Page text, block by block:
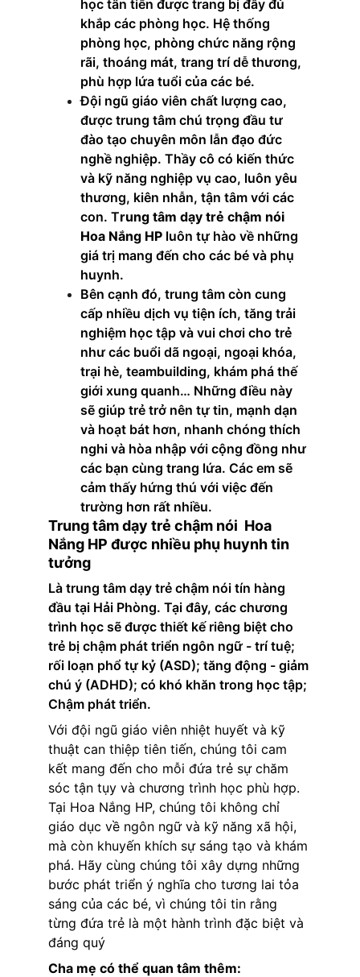
học tân tiến được trang bị đầy đủ
khắp các phòng học. Hệ thống
phòng học, phòng chức năng rộng
rãi, thoáng mát, trang trí dễ thương,
phù hợp lứa tuổi của các bé.
Đội ngũ giáo viên chất lượng cao,
được trung tâm chú trọng đầu tư
đào tạo chuyên môn lẫn đạo đức
nghề nghiệp. Thầy cô có kiến thức
và kỹ năng nghiệp vụ cao, luôn yêu
thương, kiên nhẫn, tận tâm với các
con. Trung tâm dạy trẻ chậm nói
Hoa Nắng HP luôn tự hào về những
giá trị mang đến cho các bé và phụ
huynh.
Bên cạnh đó, trung tâm còn cung
cấp nhiều dịch vụ tiện ích, tăng trải
nghiệm học tập và vui chơi cho trẻ
như các buổi dã ngoại, ngoại khóa,
trại hè, teambuilding, khám phá thế
giới xung quanh… Những điều này
sẽ giúp trẻ trở nên tự tin, mạnh dạn
và hoạt bát hơn, nhanh chóng thích
nghi và hòa nhập với cộng đồng như
các bạn cùng trang lứa. Các em sẽ
cảm thấy hứng thú với việc đến
trường hơn rất nhiều.
Trung tâm dạy trẻ chậm nói  Hoa
Nắng HP được nhiều phụ huynh tin
tưởng
Là trung tâm dạy trẻ chậm nói tín hàng
đầu tại Hải Phòng. Tại đây, các chương
trình học sẽ được thiết kế riêng biệt cho
trẻ bị chậm phát triển ngôn ngữ - trí tuệ;
rối loạn phổ tự kỷ (ASD); tăng động - giảm
chú ý (ADHD); có khó khăn trong học tập;
Chậm phát triển.
Với đội ngũ giáo viên nhiệt huyết và kỹ
thuật can thiệp tiên tiến, chúng tôi cam
kết mang đến cho mỗi đứa trẻ sự chăm
sóc tận tụy và chương trình học phù hợp.
Tại Hoa Nắng HP, chúng tôi không chỉ
giáo dục về ngôn ngữ và kỹ năng xã hội,
mà còn khuyến khích sự sáng tạo và khám
phá. Hãy cùng chúng tôi xây dựng những
bước phát triển ý nghĩa cho tương lai tỏa
sáng của các bé, vì chúng tôi tin rằng
từng đứa trẻ là một hành trình đặc biệt và
đáng quý
Cha mẹ có thể quan tâm thêm: